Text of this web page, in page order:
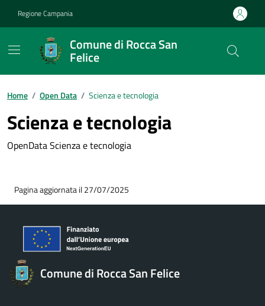
Regione Campania
Comune di Rocca San
Felice
Home / Open Data / Scienza e tecnologia
Scienza e tecnologia
OpenData Scienza e tecnologia
Pagina aggiornata il 27/07/2025
Comune di Rocca San Felice